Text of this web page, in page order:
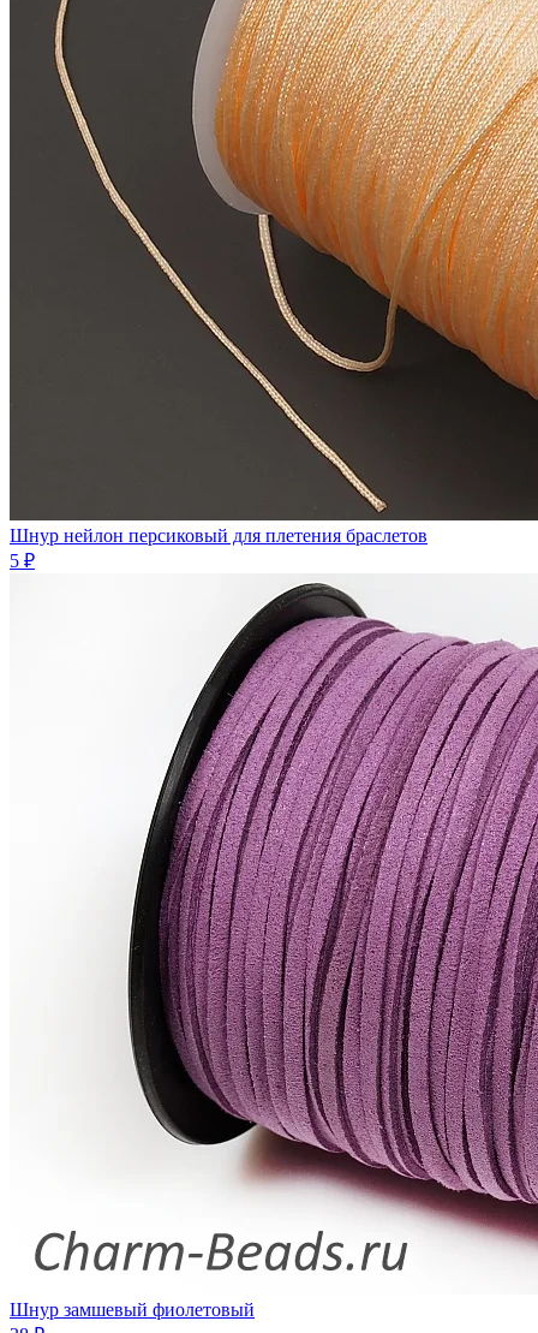
Шнур нейлон персиковый для плетения браслетов
5 ₽
Шнур замшевый фиолетовый